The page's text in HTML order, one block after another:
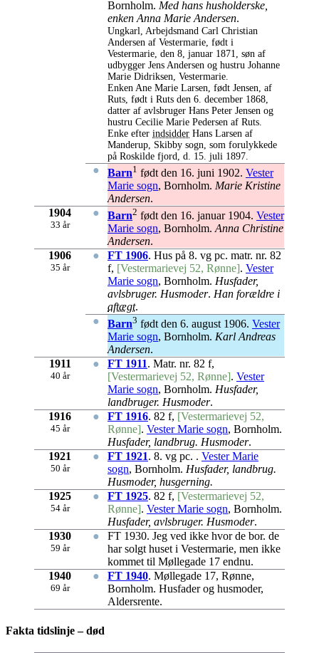
Bornholm. Med hans husholderske,
enken Anna Marie Andersen.
Ungkarl, Arbejdsmand Carl Christian
Andersen af Vestermarie, født i
Vestermarie, den 8, januar 1871, søn af
udbygger Jens Andersen og hustru Johanne
Marie Didriksen, Vestermarie.
Enken Ane Marie Larsen, født Jensen, af
Ruts, født i Ruts den 6. december 1868,
datter af avlsbruger Hans Peter Jensen og
hustru Cecilie Marie Pedersen af Ruts.
Enke efter indsidder Hans Larsen af
Manderup, Skibby sogn, som forulykkede
på Roskilde fjord, d. 15. juli 1897.
● Barn1 født den 16. juni 1902. Vester
Marie sogn, Bornholm. Marie Kristine
Andersen.
1904
33 år
● Barn2 født den 16. januar 1904. Vester
Marie sogn, Bornholm. Anna Christine
Andersen.
1906
35 år
● FT 1906. Hus på 8. vg pc. matr. nr. 82
f, [Vestermarievej 52, Rønne]. Vester
Marie sogn, Bornholm. Husfader,
avlsbruger. Husmoder. Han forældre i
aftægt.
●
Barn3 født den 6. august 1906. Vester
Marie sogn, Bornholm. Karl Andreas
Andersen.
1911
40 år
● FT 1911. Matr. nr. 82 f,
[Vestermarievej 52, Rønne]. Vester
Marie sogn, Bornholm. Husfader,
landbruger. Husmoder.
1916
45 år
● FT 1916. 82 f, [Vestermarievej 52,
Rønne]. Vester Marie sogn, Bornholm.
Husfader, landbrug. Husmoder.
1921
50 år
● FT 1921. 8. vg pc. . Vester Marie
sogn, Bornholm. Husfader, landbrug.
Husmoder, husgerning.
1925
54 år
● FT 1925. 82 f, [Vestermarievej 52,
Rønne]. Vester Marie sogn, Bornholm.
Husfader, avlsbruger. Husmoder.
1930
59 år
●
FT 1930. Jeg ved ikke hvor de bor. de
har solgt huset i Vestermarie, men ikke
kommet til Møllegade 17 endnu.
1940
69 år
● FT 1940. Møllegade 17, Rønne,
Bornholm. Husfader og husmoder,
Aldersrente.
Fakta tidslinje – død